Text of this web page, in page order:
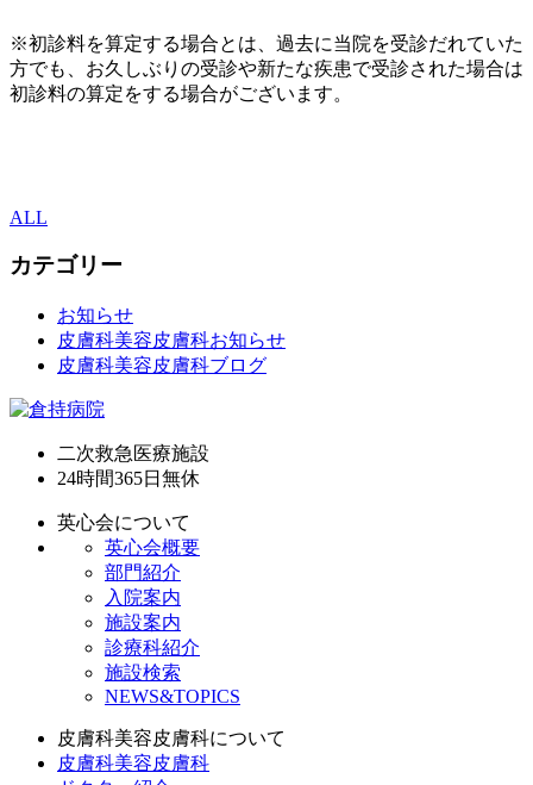
※初診料を算定する場合とは、過去に当院を受診だれていた
方でも、お久しぶりの受診や新たな疾患で受診された場合は
初診料の算定をする場合がございます。
ALL
カテゴリー
お知らせ
皮膚科美容皮膚科お知らせ
皮膚科美容皮膚科ブログ
二次救急医療施設
24時間365日 無休
英心会について
英心会概要
部門紹介
入院案内
施設案内
診療科紹介
施設検索
NEWS&TOPICS
皮膚科美容皮膚科について
皮膚科美容皮膚科